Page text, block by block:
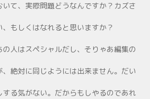
いて、実際問題どうなんですか？カズさ
もしくはなれると思いますか？
の人はスペシャルだし、そりゃあ編集の
絶対に同じようには出来ません。だい
する気がない。だからもしやるのであれ